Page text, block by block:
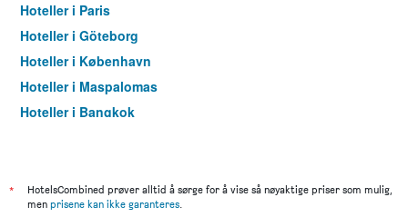
Hoteller i Paris
Hoteller i Göteborg
Hoteller i København
Hoteller i Maspalomas
Hoteller i Bangkok
*
HotelsCombined prøver alltid å sørge for å vise så nøyaktige priser som mulig,
men prisene kan ikke garanteres.